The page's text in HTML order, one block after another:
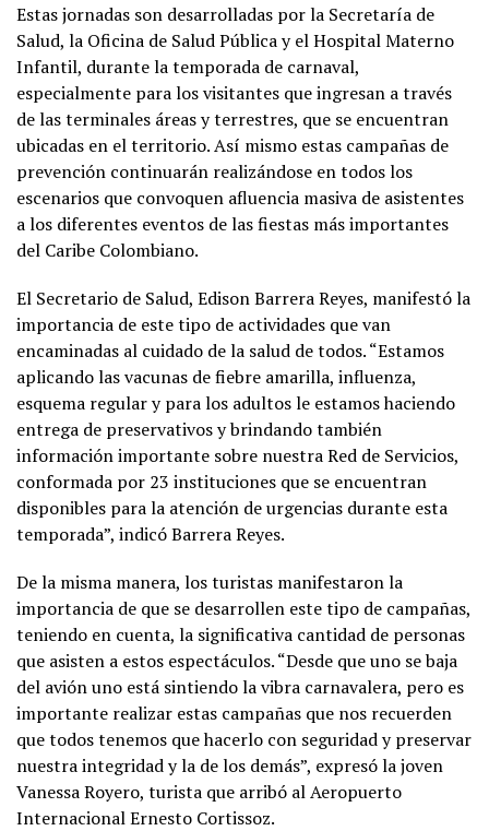
Estas jornadas son desarrolladas por la Secretaría de
Salud, la Oficina de Salud Pública y el Hospital Materno
Infantil, durante la temporada de carnaval,
especialmente para los visitantes que ingresan a través
de las terminales áreas y terrestres, que se encuentran
ubicadas en el territorio. Así mismo estas campañas de
prevención continuarán realizándose en todos los
escenarios que convoquen afluencia masiva de asistentes
a los diferentes eventos de las fiestas más importantes
del Caribe Colombiano.
El Secretario de Salud, Edison Barrera Reyes, manifestó la
importancia de este tipo de actividades que van
encaminadas al cuidado de la salud de todos. “Estamos
aplicando las vacunas de fiebre amarilla, influenza,
esquema regular y para los adultos le estamos haciendo
entrega de preservativos y brindando también
información importante sobre nuestra Red de Servicios,
conformada por 23 instituciones que se encuentran
disponibles para la atención de urgencias durante esta
temporada”, indicó Barrera Reyes.
De la misma manera, los turistas manifestaron la
importancia de que se desarrollen este tipo de campañas,
teniendo en cuenta, la significativa cantidad de personas
que asisten a estos espectáculos. “Desde que uno se baja
del avión uno está sintiendo la vibra carnavalera, pero es
importante realizar estas campañas que nos recuerden
que todos tenemos que hacerlo con seguridad y preservar
nuestra integridad y la de los demás”, expresó la joven
Vanessa Royero, turista que arribó al Aeropuerto
Internacional Ernesto Cortissoz.